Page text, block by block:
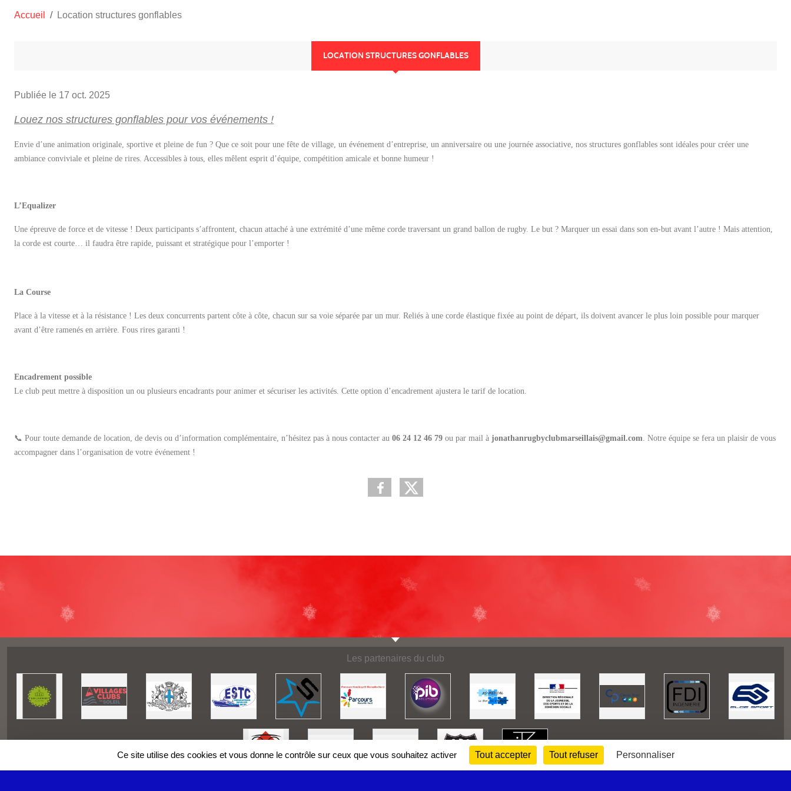
Accueil Location structures gonflables
LOCATION STRUCTURES GONFLABLES
Publiée le 17 oct. 2025
Louez nos structures gonflables pour vos événements !
Envie d’une animation originale, sportive et pleine de fun ? Que ce soit pour une fête de village, un événement d’entreprise, un anniversaire ou une journée associative, nos structures gonflables sont idéales pour créer une
ambiance conviviale et pleine de rires. Accessibles à tous, elles mêlent esprit d’équipe, compétition amicale et bonne humeur !
L’Equalizer
Une épreuve de force et de vitesse ! Deux participants s’affrontent, chacun attaché à une extrémité d’une même corde traversant un grand ballon de rugby. Le but ? Marquer un essai dans son en-but avant l’autre ! Mais attention,
la corde est courte… il faudra être rapide, puissant et stratégique pour l’emporter !
La Course
Place à la vitesse et à la résistance ! Les deux concurrents partent côte à côte, chacun sur sa voie séparée par un mur. Reliés à une corde élastique fixée au point de départ, ils doivent avancer le plus loin possible pour marquer
avant d’être ramenés en arrière. Fous rires garanti !
Encadrement possible
Le club peut mettre à disposition un ou plusieurs encadrants pour animer et sécuriser les activités. Cette option d’encadrement ajustera le tarif de location.
📞 Pour toute demande de location, de devis ou d’information complémentaire, n’hésitez pas à nous contacter au 06 24 12 46 79 ou par mail à jonathanrugbyclubmarseillais@gmail.com . Notre équipe se fera un plaisir de vous
accompagner dans l’organisation de votre événement !
Les partenaires du club
Ce site utilise des cookies et vous donne le contrôle sur ceux que vous souhaitez activer Tout accepter Tout refuser Personnaliser